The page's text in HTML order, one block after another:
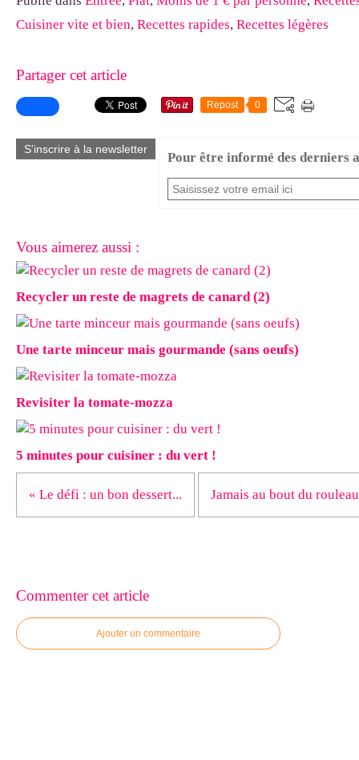
Cuisiner vite et bien, Recettes rapides, Recettes légères
Partager cet article
Repost 0
S'inscrire à la newsletter
Pour être informé des derniers
Vous aimerez aussi :
Recycler un reste de magrets de canard (2)
Une tarte minceur mais gourmande (sans oeufs)
Revisiter la tomate-mozza
5 minutes pour cuisiner : du vert !
« Le défi : un bon dessert... Jamais au bout du
Commenter cet article
Ajouter un commentaire